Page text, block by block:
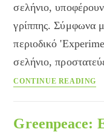
σελήνιο,
γρίππης. Σύμφωνα
περιοδικό
σελήνιο,
CONTINUE READING
Greenpeace: